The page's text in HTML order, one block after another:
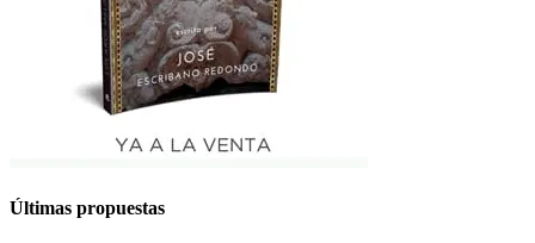
Últimas propuestas